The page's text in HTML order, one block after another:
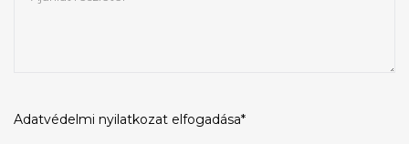
Adatvédelmi nyilatkozat elfogadása*